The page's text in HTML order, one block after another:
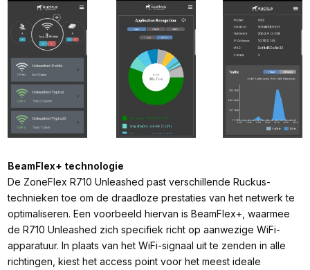
BeamFlex+ technologie
De ZoneFlex R710 Unleashed past verschillende Ruckus-
technieken toe om de draadloze prestaties van het netwerk te
optimaliseren. Een voorbeeld hiervan is BeamFlex+, waarmee
de R710 Unleashed zich specifiek richt op aanwezige WiFi-
apparatuur. In plaats van het WiFi-signaal uit te zenden in alle
richtingen, kiest het access point voor het meest ideale